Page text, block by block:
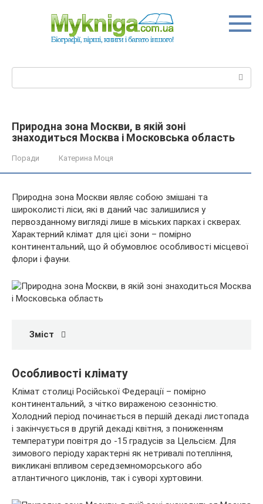
Природна зона Москви, в якій зоні
знаходиться Москва і Московська область
Поради Катерина Моця
Природна зона Москви являє собою змішані та
широколисті ліси, які в даний час залишилися у
первозданному вигляді лише в міських парках і скверах.
Характерний клімат для цієї зони – помірно
континентальний, що й обумовлює особливості місцевої
флори і фауни.
Зміст
Особливості клімату
Клімат столиці Російської Федерації – помірно
континентальний, з чітко вираженою сезонністю.
Холодний період починається в першій декаді листопада
і закінчується в другій декаді квітня, з пониженням
температури повітря до -15 градусів за Цельсієм. Для
зимового періоду характерні як нетривалі потепління,
викликані впливом середземноморського або
атлантичного циклонів, так і суворі хуртовини.